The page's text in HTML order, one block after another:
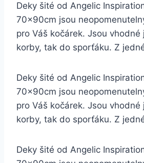
Deky šité od Angelic
70x90cm jsou
pro Váš kočárek. Jsou
korby, tak do sporťáku. Z
Deky šité od Angelic
70x90cm jsou
pro Váš kočárek. Jsou
korby, tak do sporťáku. Z
Deky šité od Angelic